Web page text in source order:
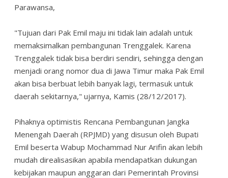
Parawansa,
"Tujuan dari Pak Emil maju ini tidak lain adalah untuk
memaksimalkan pembangunan Trenggalek. Karena
Trenggalek tidak bisa berdiri sendiri, sehingga dengan
menjadi orang nomor dua di Jawa Timur maka Pak Emil
akan bisa berbuat lebih banyak lagi, termasuk untuk
daerah sekitarnya," ujarnya, Kamis (28/12/2017).
Pihaknya optimistis Rencana Pembangunan Jangka
Menengah Daerah (RPJMD) yang disusun oleh Bupati
Emil beserta Wabup Mochammad Nur Arifin akan lebih
mudah direalisasikan apabila mendapatkan dukungan
kebijakan maupun anggaran dari Pemerintah Provinsi